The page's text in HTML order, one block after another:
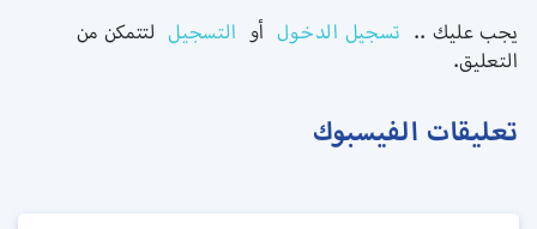
يجب عليك .. تسجيل الدخول أو التسجيل لتتمكن من
التعليق.
تعليقات الفيسبوك